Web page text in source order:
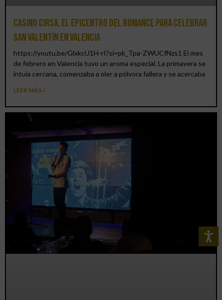
Casino CIRSA, el epicentro del romance para celebrar
San Valentín en Valencia
https://youtu.be/GlxkcU1H-rI?si=pk_Tpa-ZWUCfNzs1 El mes
de febrero en Valencia tuvo un aroma especial. La primavera se
intuía cercana, comenzaba a oler a pólvora fallera y se acercaba
LEER MÁS »